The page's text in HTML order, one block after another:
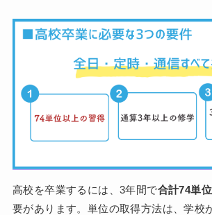
高校を卒業するには、3年間で合計74単
要があります。単位の取得方法は、学校